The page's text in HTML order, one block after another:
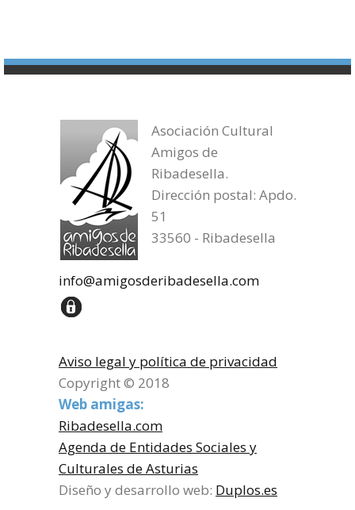
Asociación Cultural
Amigos de
Ribadesella.
Dirección postal: Apdo.
51
33560 - Ribadesella
info@amigosderibadesella.com
Aviso legal y política de privacidad
Copyright © 2018
Web amigas:
Ribadesella.com
Agenda de Entidades Sociales y
Culturales de Asturias
Diseño y desarrollo web: Duplos.es